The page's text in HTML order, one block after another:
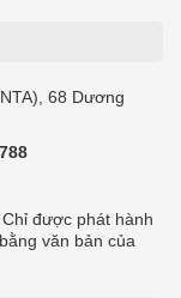
68 Dương
được phát hành
văn bản của